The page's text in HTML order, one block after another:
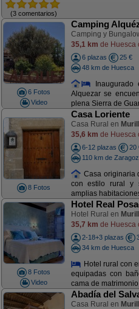
(3 comentarios)
6 Fotos
Video
Camping
Camping y
35,1 km de Huesca
6 plazas
25 €
48 km de Huesca
Alquezar se
plena Sierra de
8 Fotos
Casa Loriente
Casa Rural en
35,6 km de Huesca
6-12 plazas
20
110 km de
Casa originaria
con estilo rural y
amplias
8 Fotos
Video
Hotel Real
Hotel Rural en
35,7 km de Huesca
2-18+3 plazas
34 km de Huesca
Hotel rural con
equipadas con
cama de
Abadía del
Casa Rural en